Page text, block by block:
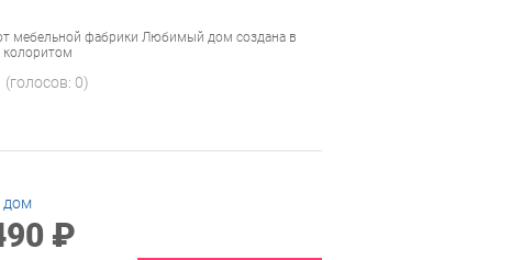
мебельной фабрики Любимый дом создана в
колоритом
(голосов: 0)
₽